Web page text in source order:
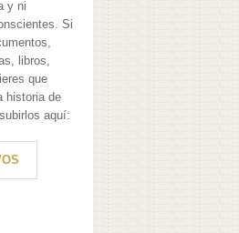
y ni
Si
libros,
que
historia de
aquí: